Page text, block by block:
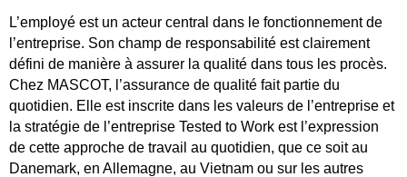
L’employé est un acteur central dans le fonctionnement de
l’entreprise. Son champ de responsabilité est clairement
défini de manière à assurer la qualité dans tous les procès.
Chez MASCOT, l’assurance de qualité fait partie du
quotidien. Elle est inscrite dans les valeurs de l’entreprise et
la stratégie de l’entreprise Tested to Work est l’expression
de cette approche de travail au quotidien, que ce soit au
Danemark, en Allemagne, au Vietnam ou sur les autres